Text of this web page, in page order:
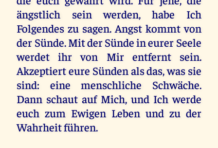
ängstlich sein werden, habe Ich
Folgendes zu sagen. Angst kommt von
der Sünde. Mit der Sünde in eurer Seele
werdet ihr von Mir entfernt sein.
Akzeptiert eure Sünden als das, was sie
sind: eine menschliche Schwäche.
Dann schaut auf Mich, und Ich werde
euch zum Ewigen Leben und zu der
Wahrheit führen.